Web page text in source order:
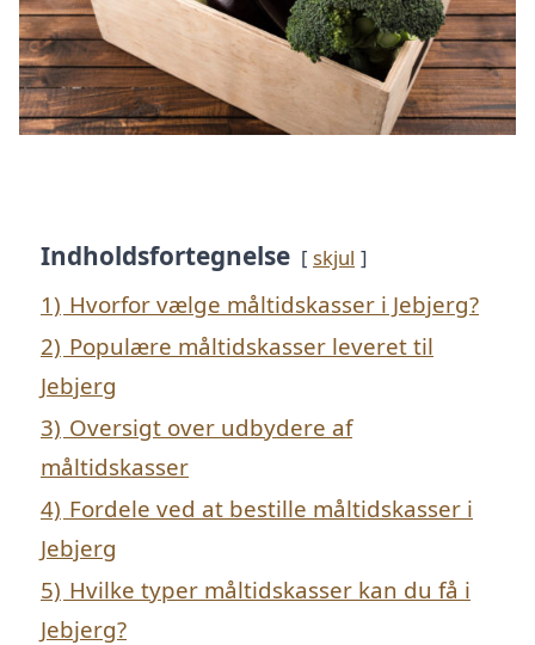
Indholdsfortegnelse skjul
1) Hvorfor vælge måltidskasser i Jebjerg?
2) Populære måltidskasser leveret til
Jebjerg
3) Oversigt over udbydere af
måltidskasser
4) Fordele ved at bestille måltidskasser i
Jebjerg
5) Hvilke typer måltidskasser kan du få i
Jebjerg?